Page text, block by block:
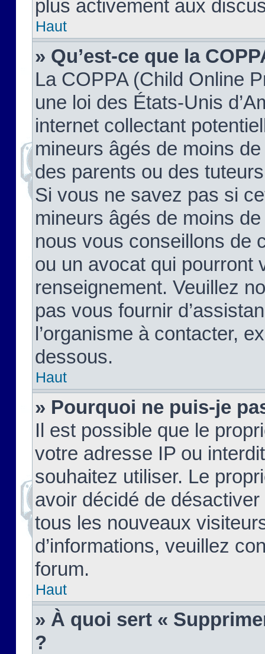
plus activement aux
Haut
» Qu’est-ce que la
La COPPA (Child Online
une loi des États-Unis
internet collectant
mineurs âgés de moins
des parents ou des
Si vous ne savez pas si
mineurs âgés de moins
nous vous conseillons de
ou un avocat qui pourront
renseignement. Veuillez
pas vous fournir
l’organisme à contacter,
dessous.
Haut
» Pourquoi ne puis-je
Il est possible que le
votre adresse IP ou
souhaitez utiliser. Le
avoir décidé de
tous les nouveaux
d’informations, veuillez
forum.
Haut
» À quoi sert «
?